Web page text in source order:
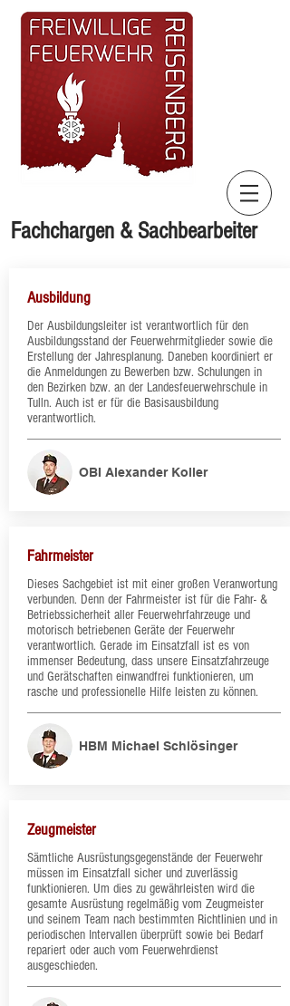
Fachchargen & Sachbearbeiter
Ausbildung
​Der Ausbildungsleiter ist verantwortlich für den
Ausbildungsstand der Feuerwehrmitglieder sowie die
Erstellung der Jahresplanung. Daneben koordiniert er
die Anmeldungen zu Bewerben bzw. Schulungen in
den Bezirken bzw. an der Landesfeuerwehrschule in
Tulln. Auch ist er für die Basisausbildung
verantwortlich.
OBI Alexander Koller
Fahrmeister
​Dieses Sachgebiet ist mit einer großen Veranwortung
verbunden. Denn der Fahrmeister ist für die Fahr- &
Betriebssicherheit aller Feuerwehrfahrzeuge und
motorisch betriebenen Geräte der Feuerwehr
verantwortlich. Gerade im Einsatzfall ist es von
immenser Bedeutung, dass unsere Einsatzfahrzeuge
und Gerätschaften einwandfrei funktionieren, um
rasche und professionelle Hilfe leisten zu können.
HBM Michael Schlösinger
Zeugmeister
​Sämtliche Ausrüstungsgegenstände der Feuerwehr
müssen im Einsatzfall sicher und zuverlässig
funktionieren. Um dies zu gewährleisten wird die
gesamte Ausrüstung regelmäßig vom Zeugmeister
und seinem Team nach bestimmten Richtlinien und in
periodischen Intervallen überprüft sowie bei Bedarf
repariert oder auch vom Feuerwehrdienst
ausgeschieden.